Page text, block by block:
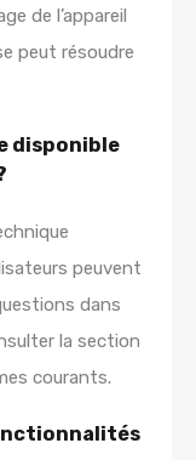
de l’appareil
peut résoudre
disponible
peuvent
dans
la section
courants.